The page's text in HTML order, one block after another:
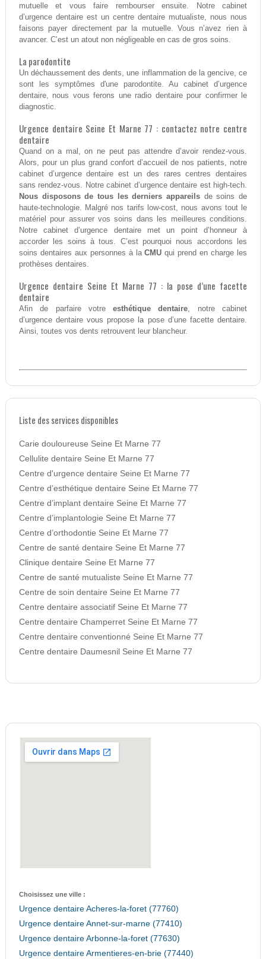
mutuelle et vous faire rembourser ensuite. Notre cabinet
d’urgence dentaire est un centre dentaire mutualiste, nous nous
faisons payer directement par la mutuelle. Vous n’avez rien à
avancer. C’est un atout non négligeable en cas de gros soins.
La parodontite
Un déchaussement des dents, une inflammation de la gencive, ce
sont les symptômes d'une parodontite. Au cabinet d’urgence
dentaire, nous vous ferons une radio dentaire pour confirmer le
diagnostic.
Urgence dentaire Seine Et Marne 77 : contactez notre centre
dentaire
Quand on a mal, on ne peut pas attendre d’avoir rendez-vous.
Alors, pour un plus grand confort d’accueil de nos patients, notre
cabinet d’urgence dentaire est un des rares centres dentaires
sans rendez-vous. Notre cabinet d’urgence dentaire est high-tech.
Nous disposons de tous les derniers appareils de soins de
haute-technologie. Malgré nos tarifs low-cost, nous avons tout le
matériel pour assurer vos soins dans les meilleures conditions.
Notre cabinet d’urgence dentaire met un point d’honneur à
accorder les soins à tous. C’est pourquoi nous accordons les
soins dentaires aux personnes à laCMU qui prend en charge les
prothèses dentaires.
Urgence dentaire Seine Et Marne 77 : la pose d’une facette
dentaire
Afin de parfaire votreesthétique dentaire, notre cabinet
d’urgence dentaire vous propose la pose d’une facette dentaire.
Ainsi, toutes vos dents retrouvent leur blancheur.
Liste des services disponibles
Carie douloureuse Seine Et Marne 77
Cellulite dentaire Seine Et Marne 77
Centre d'urgence dentaire Seine Et Marne 77
Centre d’esthétique dentaire Seine Et Marne 77
Centre d’implant dentaire Seine Et Marne 77
Centre d’implantologie Seine Et Marne 77
Centre d’orthodontie Seine Et Marne 77
Centre de santé dentaire Seine Et Marne 77
Clinique dentaire Seine Et Marne 77
Centre de santé mutualiste Seine Et Marne 77
Centre de soin dentaire Seine Et Marne 77
Centre dentaire associatif Seine Et Marne 77
Centre dentaire Champerret Seine Et Marne 77
Centre dentaire conventionné Seine Et Marne 77
Centre dentaire Daumesnil Seine Et Marne 77
Choisissez une ville :
Urgence dentaire Acheres-la-foret (77760)
Urgence dentaire Annet-sur-marne (77410)
Urgence dentaire Arbonne-la-foret (77630)
Urgence dentaire Armentieres-en-brie (77440)